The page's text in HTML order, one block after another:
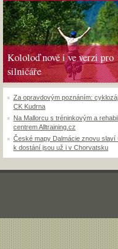
Kololoď nově i ve verzi pro
silničáře
Za opravdovým poznáním:
CK Kudrna
Na Mallorcu s tréninkovým a
centrem Alltraining.cz
České mapy Dalmácie znovu slaví
k dostání jsou už i v Chorvatsku